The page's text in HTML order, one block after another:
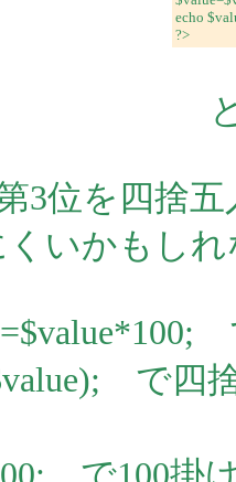
echo
?>
3位を四捨
いかもし
で四